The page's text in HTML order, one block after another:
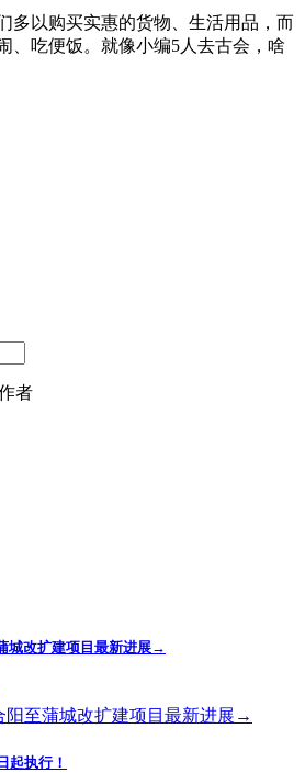
多以购买实惠的货物、生活用品，而
、吃便饭。就像小编5人去古会，啥
者
城改扩建项目最新进展→
起执行！